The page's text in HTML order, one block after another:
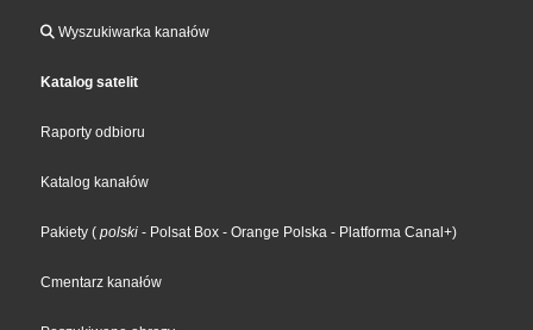
Wyszukiwarka kanałów
Katalog satelit
Raporty odbioru
Katalog kanałów
Pakiety ( polski - Polsat Box - Orange Polska - Platforma Canal+)
Cmentarz kanałów